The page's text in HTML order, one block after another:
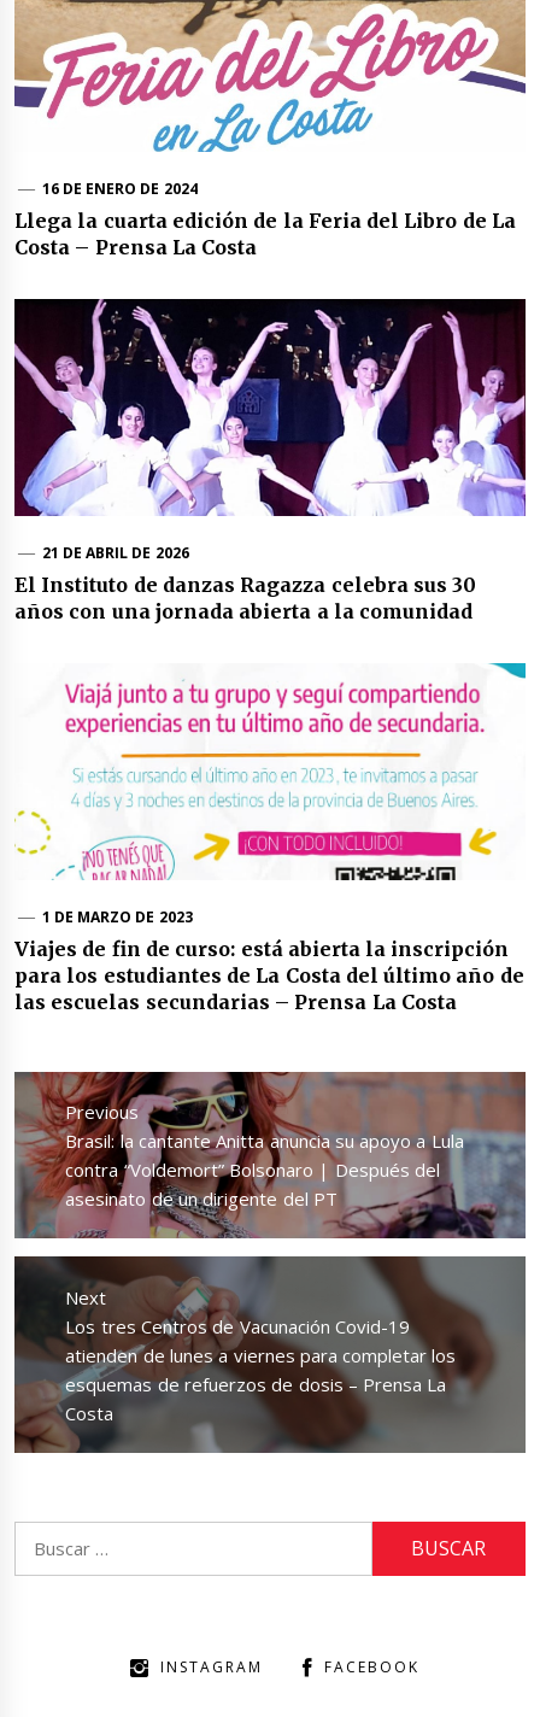
16 DE ENERO DE 2024
Llega la cuarta edición de la Feria del Libro de La
Costa – Prensa La Costa
21 DE ABRIL DE 2026
El Instituto de danzas Ragazza celebra sus 30
años con una jornada abierta a la comunidad
1 DE MARZO DE 2023
Viajes de fin de curso: está abierta la inscripción
para los estudiantes de La Costa del último año de
las escuelas secundarias – Prensa La Costa
Navegación
de
entradas
Previous
Previous
post:
Brasil: la cantante Anitta anuncia su apoyo a Lula
contra “Voldemort” Bolsonaro | Después del
asesinato de un dirigente del PT
Next
Next
post:
Los tres Centros de Vacunación Covid-19
atienden de lunes a viernes para completar los
esquemas de refuerzos de dosis – Prensa La
Costa
INSTAGRAM FACEBOOK